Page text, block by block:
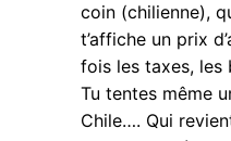
coin (chilienne),
t’affiche un prix
fois les taxes, les
Tu tentes même
Chile…. Qui